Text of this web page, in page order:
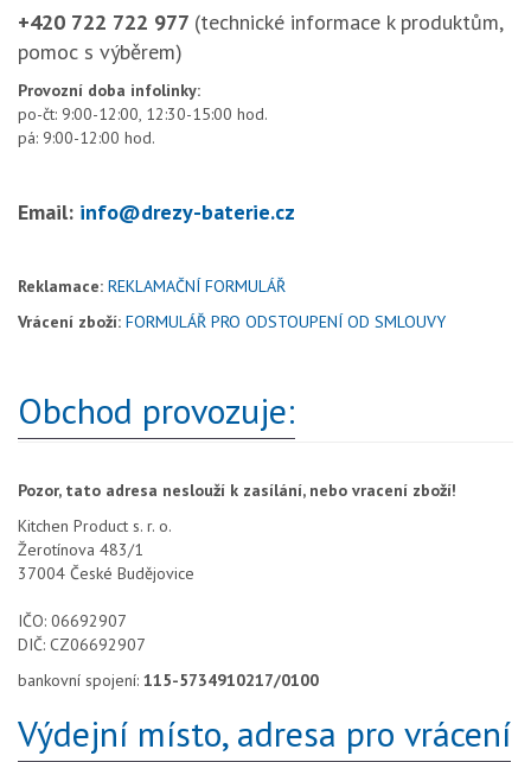
+420 722 722 977 (technické informace k produktům,
pomoc s výběrem)
Provozní doba infolinky:
po-čt: 9:00-12:00, 12:30-15:00 hod.
pá: 9:00-12:00 hod.
Email: info@drezy-baterie.cz
Reklamace: REKLAMAČNÍ FORMULÁŘ
Vrácení zboží: FORMULÁŘ PRO ODSTOUPENÍ OD SMLOUVY
Obchod provozuje:
Pozor, tato adresa neslouží k zasílání, nebo vracení zboží!
Kitchen Product s. r. o.
Žerotínova 483/1
37004 České Budějovice
IČO: 06692907
DIČ: CZ06692907
bankovní spojení: 115-5734910217/0100
Výdejní místo, adresa pro vrácení